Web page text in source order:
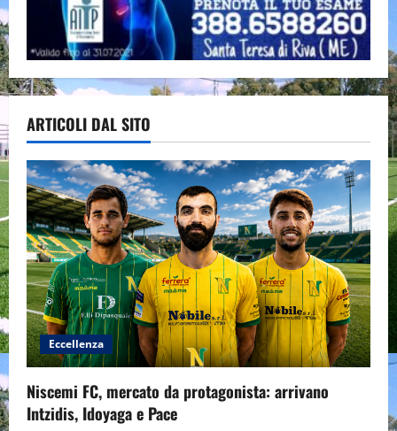
ARTICOLI DAL SITO
Eccellenza
Niscemi FC, mercato da protagonista: arrivano
Intzidis, Idoyaga e Pace